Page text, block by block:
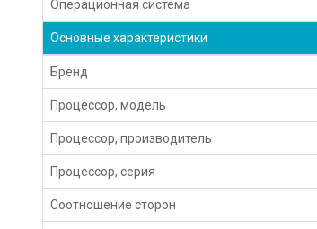
Операционная система
Основные характеристики
Бренд
Процессор, модель
Процессор, производитель
Процессор, серия
Соотношение сторон